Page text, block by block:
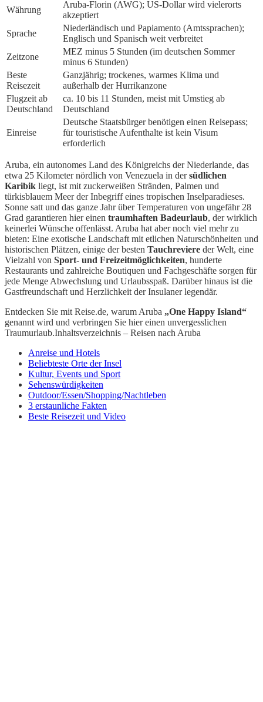
Währung
Aruba-Florin (AWG); US-Dollar wird vielerorts
akzeptiert
Sprache
Niederländisch und Papiamento (Amtssprachen);
Englisch und Spanisch weit verbreitet
Zeitzone
MEZ minus 5 Stunden (im deutschen Sommer
minus 6 Stunden)
Beste
Reisezeit
Ganzjährig; trockenes, warmes Klima und
außerhalb der Hurrikanzone
Flugzeit ab
Deutschland
ca. 10 bis 11 Stunden, meist mit Umstieg ab
Deutschland
Einreise
Deutsche Staatsbürger benötigen einen Reisepass;
für touristische Aufenthalte ist kein Visum
erforderlich
Aruba, ein autonomes Land des Königreichs der Niederlande, das
etwa 25 Kilometer nördlich von Venezuela in dersüdlichen
Karibik liegt, ist mit zuckerweißen Stränden, Palmen und
türkisblauem Meer der Inbegriff eines tropischen Inselparadieses.
Sonne satt und das ganze Jahr über Temperaturen von ungefähr 28
Grad garantieren hier einen traumhaften Badeurlaub, der wirklich
keinerlei Wünsche offenlässt. Aruba hat aber noch viel mehr zu
bieten: Eine exotische Landschaft mit etlichen Naturschönheiten und
historischen Plätzen, einige der besten Tauchreviere der Welt, eine
Vielzahl von Sport- und Freizeitmöglichkeiten, hunderte
Restaurants und zahlreiche Boutiquen und Fachgeschäfte sorgen für
jede Menge Abwechslung und Urlaubsspaß. Darüber hinaus ist die
Gastfreundschaft und Herzlichkeit der Insulaner legendär.
Entdecken Sie mit Reise.de, warum Aruba „One Happy Island“
genannt wird und verbringen Sie hier einen unvergesslichen
Traumurlaub.Inhaltsverzeichnis – Reisen nach Aruba
Anreise und Hotels
Beliebteste Orte der Insel
Kultur, Events und Sport
Sehenswürdigkeiten
Outdoor/Essen/Shopping/Nachtleben
3 erstaunliche Fakten
Beste Reisezeit und Video